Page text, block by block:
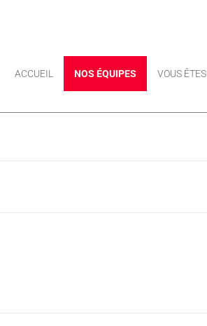
ACCUEIL NOS ÉQUIPES VOUS ÊTES